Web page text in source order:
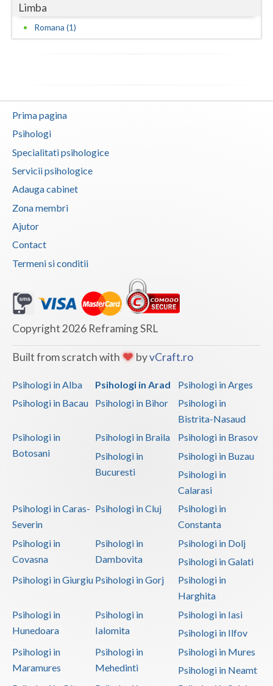
Sibiu
Valcea
Vaslui
Limba
Romana (1)
Prima pagina
Psihologi
Specialitati psihologice
Servicii psihologice
Adauga cabinet
Zona membri
Ajutor
Contact
Termeni si conditii
Copyright 2026 Reframing SRL
Built from scratch with byvCraft.ro
Psihologi in Alba Psihologi in Arad
Psihologi in Arges
Psihologi in Bacau
Psihologi in Bihor
Psihologi in
Bistrita-Nasaud
Psihologi in
Botosani
Psihologi in Braila
Psihologi in Brasov
Psihologi in
Bucuresti
Psihologi in Buzau
Psihologi in
Calarasi
Psihologi in Caras-
Severin
Psihologi in Cluj
Psihologi in
Constanta
Psihologi in
Covasna
Psihologi in
Dambovita
Psihologi in Dolj
Psihologi in Galati
Psihologi in Giurgiu Psihologi in Gorj
Psihologi in
Harghita
Psihologi in
Hunedoara
Psihologi in
Ialomita
Psihologi in Iasi
Psihologi in Ilfov
Psihologi in
Maramures
Psihologi in
Mehedinti
Psihologi in Mures
Psihologi in Neamt